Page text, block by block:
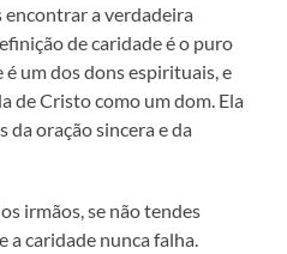
a verdadeira
de caridade é o puro
um dos dons espirituais, e
de Cristo como um dom. Ela
da oração sincera e da
irmãos, se não tendes
a caridade nunca falha.